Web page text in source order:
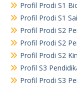
Profil Prodi S1
Profil Prodi S1
Profil Prodi S2
Profil Prodi S2
Profil Prodi S2
Profil S3
Profil Prodi S3